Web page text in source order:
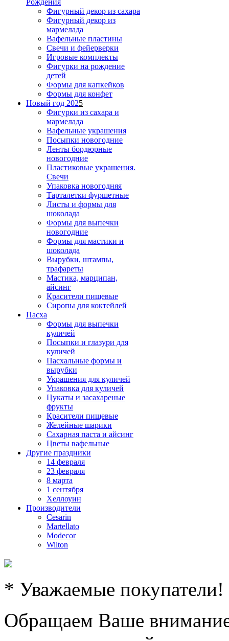
Фигурный декор из сахара
Фигурный декор из
мармелада
Вафельные пластины
Свечи и фейерверки
Игровые комплекты
Фигурки на рождение
детей
Формы для капкейков
Формы для конфет
Новый год 2025
Фигурки из сахара и
мармелада
Вафельные украшения
Посыпки новогодние
Ленты бордюрные
новогодние
Пластиковые украшения.
Свечи
Упаковка новогодняя
Тарталетки фуршетные
Листы и формы для
шоколада
Формы для выпечки
новогодние
Формы для мастики и
шоколада
Вырубки, штампы,
трафареты
Мастика, марципан,
айсинг
Красители пищевые
Сиропы для коктейлей
Пасха
Формы для выпечки
куличей
Посыпки и глазури для
куличей
Пасхальные формы и
вырубки
Украшения для куличей
Упаковка для куличей
Цукаты и засахареные
фрукты
Красители пищевые
Желейные шарики
Сахарная паста и айсинг
Цветы вафельные
Другие праздники
14 февраля
23 февраля
8 марта
1 сентября
Хеллоуин
Производители
Cesarin
Martellato
Modecor
Wilton
* Уважаемые покупатели!
Обращаем Ваше